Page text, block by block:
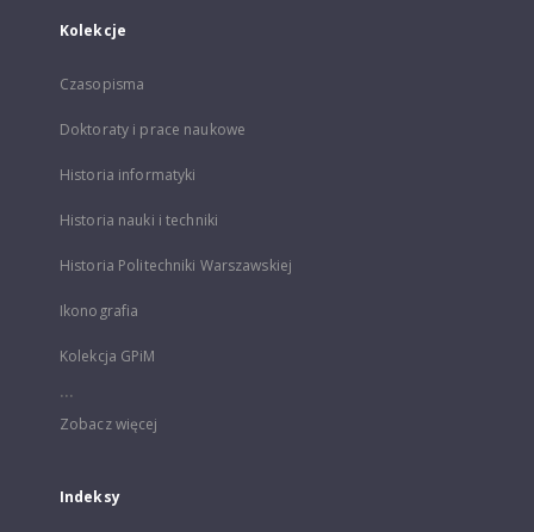
Kolekcje
Czasopisma
Doktoraty i prace naukowe
Historia informatyki
Historia nauki i techniki
Historia Politechniki Warszawskiej
Ikonografia
Kolekcja GPiM
...
Zobacz więcej
Indeksy